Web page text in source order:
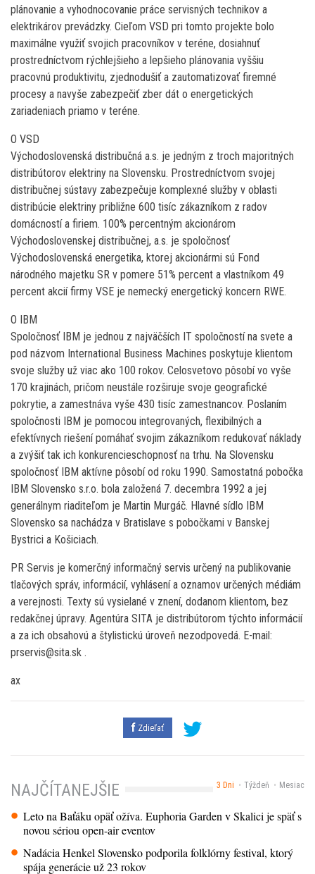
plánovanie a vyhodnocovanie práce servisných technikov a
elektrikárov prevádzky. Cieľom VSD pri tomto projekte bolo
maximálne využiť svojich pracovníkov v teréne, dosiahnuť
prostredníctvom rýchlejšieho a lepšieho plánovania vyššiu
pracovnú produktivitu, zjednodušiť a zautomatizovať firemné
procesy a navyše zabezpečiť zber dát o energetických
zariadeniach priamo v teréne.
O VSD
Východoslovenská distribučná a.s. je jedným z troch majoritných
distribútorov elektriny na Slovensku. Prostredníctvom svojej
distribučnej sústavy zabezpečuje komplexné služby v oblasti
distribúcie elektriny približne 600 tisíc zákazníkom z radov
domácností a firiem. 100% percentným akcionárom
Východoslovenskej distribučnej, a.s. je spoločnosť
Východoslovenská energetika, ktorej akcionármi sú Fond
národného majetku SR v pomere 51% percent a vlastníkom 49
percent akcií firmy VSE je nemecký energetický koncern RWE.
O IBM
Spoločnosť IBM je jednou z najväčších IT spoločností na svete a
pod názvom International Business Machines poskytuje klientom
svoje služby už viac ako 100 rokov. Celosvetovo pôsobí vo vyše
170 krajinách, pričom neustále rozširuje svoje geografické
pokrytie, a zamestnáva vyše 430 tisíc zamestnancov. Poslaním
spoločnosti IBM je pomocou integrovaných, flexibilných a
efektívnych riešení pomáhať svojim zákazníkom redukovať náklady
a zvýšiť tak ich konkurencieschopnosť na trhu. Na Slovensku
spoločnosť IBM aktívne pôsobí od roku 1990. Samostatná pobočka
IBM Slovensko s.r.o. bola založená 7. decembra 1992 a jej
generálnym riaditeľom je Martin Murgáč. Hlavné sídlo IBM
Slovensko sa nachádza v Bratislave s pobočkami v Banskej
Bystrici a Košiciach.
PR Servis je komerčný informačný servis určený na publikovanie
tlačových správ, informácií, vyhlásení a oznamov určených médiám
a verejnosti. Texty sú vysielané v znení, dodanom klientom, bez
redakčnej úpravy. Agentúra SITA je distribútorom týchto informácií
a za ich obsahovú a štylistickú úroveň nezodpovedá. E-mail:
prservis@sita.sk .
ax
Zdieľať
3 Dni Týždeň Mesiac
NAJČÍTANEJŠIE
Leto na Baťáku opäť ožíva. Euphoria Garden v Skalici je späť s
novou sériou open-air eventov
Nadácia Henkel Slovensko podporila folklórny festival, ktorý
spája generácie už 23 rokov